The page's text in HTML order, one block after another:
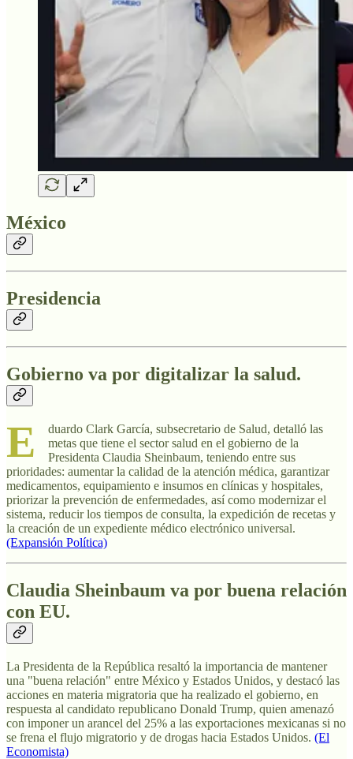
México
Presidencia
Gobierno va por digitalizar la salud.
E
duardo Clark García, subsecretario de Salud, detalló las
metas que tiene el sector salud en el gobierno de la
Presidenta Claudia Sheinbaum, teniendo entre sus
prioridades: aumentar la calidad de la atención médica, garantizar
medicamentos, equipamiento e insumos en clínicas y hospitales,
priorizar la prevención de enfermedades, así como modernizar el
sistema, reducir los tiempos de consulta, la expedición de recetas y
la creación de un expediente médico electrónico universal.
(Expansión Política)
Claudia Sheinbaum va por buena relación
con EU.
La Presidenta de la República resaltó la importancia de mantener
una "buena relación" entre México y Estados Unidos, y destacó las
acciones en materia migratoria que ha realizado el gobierno, en
respuesta al candidato republicano Donald Trump, quien amenazó
con imponer un arancel del 25% a las exportaciones mexicanas si no
se frena el flujo migratorio y de drogas hacia Estados Unidos. (El
Economista)